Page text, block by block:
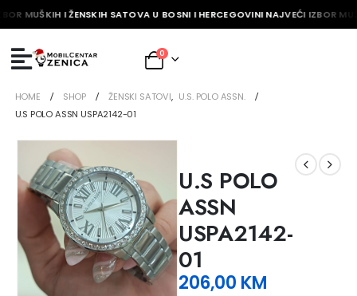
MUŠKIH I ŽENSKIH SATOVA U BOSNI I HERCEGOVINI NAJVEĆI IZBOR
0
HOME SHOP ŽENSKI SATOVI, U.S. POLO ASSN.
U.S POLO ASSN USPA2142-01
U.S POLO
ASSN
USPA2142-
01
206,00 KM